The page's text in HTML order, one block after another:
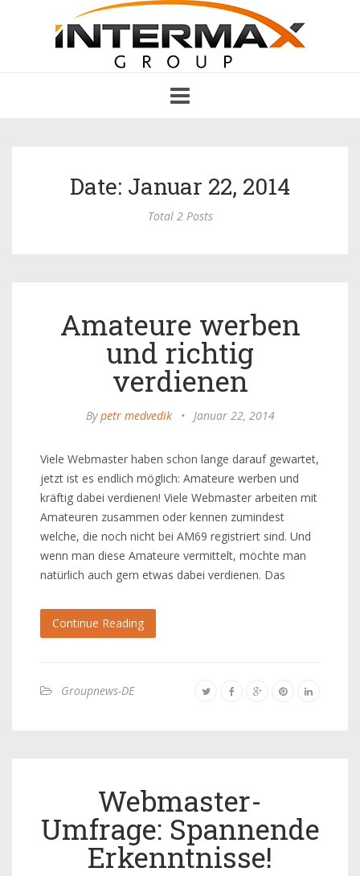
navigation
Date: Januar 22, 2014
Total 2 Posts
Amateure werben
und richtig
verdienen
Bypetr medvedik • Januar 22, 2014
Viele Webmaster haben schon lange darauf gewartet,
jetzt ist es endlich möglich: Amateure werben und
kräftig dabei verdienen! Viele Webmaster arbeiten mit
Amateuren zusammen oder kennen zumindest
welche, die noch nicht bei AM69 registriert sind. Und
wenn man diese Amateure vermittelt, möchte man
natürlich auch gern etwas dabei verdienen. Das
Continue Reading
Groupnews-DE
Webmaster-
Umfrage: Spannende
Erkenntnisse!